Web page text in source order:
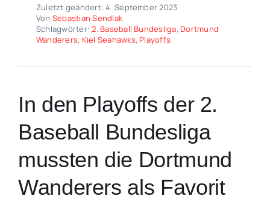
Zuletzt geändert: 4. September 2023
Von Sebastian Sendlak
Schlagwörter:2. Baseball Bundesliga, Dortmund
Wanderers, Kiel Seahawks, Playoffs
In den Playoffs der 2.
Baseball Bundesliga
mussten die Dortmund
Wanderers als Favorit